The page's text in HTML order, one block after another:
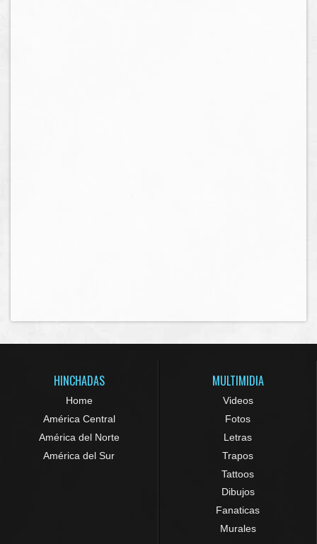
HINCHADAS
Home
América Central
América del Norte
América del Sur
MULTIMIDIA
Videos
Fotos
Letras
Trapos
Tattoos
Dibujos
Fanaticas
Murales